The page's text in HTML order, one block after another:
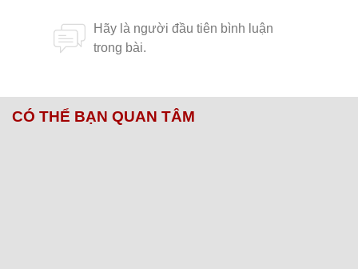
CÓ THỂ BẠN QUAN TÂM